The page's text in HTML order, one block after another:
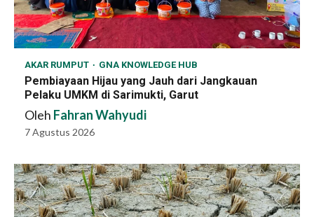
AKAR RUMPUT GNA KNOWLEDGE HUB
Pembiayaan Hijau yang Jauh dari Jangkauan
Pelaku UMKM di Sarimukti, Garut
Oleh Fahran Wahyudi
7 Agustus 2026